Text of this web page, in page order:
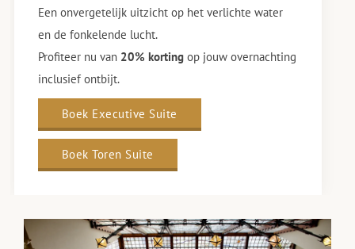
Een onvergetelijk uitzicht op het verlichte water
en de fonkelende lucht.
Profiteer nu van 20% kortingop jouw overnachting
inclusief ontbijt.
Boek Executive Suite
Boek Toren Suite